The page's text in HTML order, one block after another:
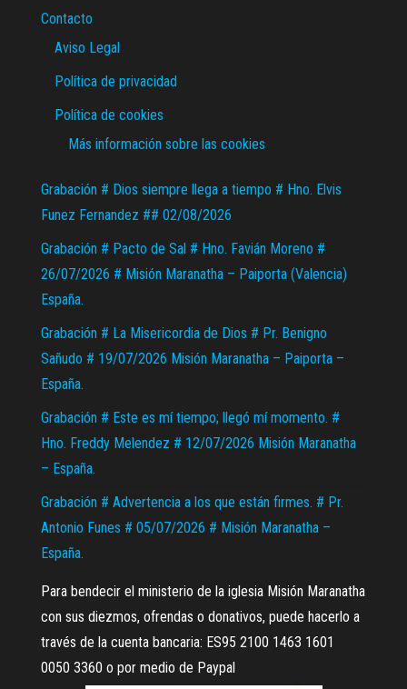
Contacto
Aviso Legal
Política de privacidad
Política de cookies
Más información sobre las cookies
Grabación # Dios siempre llega a tiempo # Hno. Elvis
Funez Fernandez ## 02/08/2026
Grabación # Pacto de Sal # Hno. Favián Moreno #
26/07/2026 # Misión Maranatha – Paiporta (Valencia)
España.
Grabación # La Misericordia de Dios # Pr. Benigno
Sañudo # 19/07/2026 Misión Maranatha – Paiporta –
España.
Grabación # Este es mí tiempo; llegó mí momento. #
Hno. Freddy Melendez # 12/07/2026 Misión Maranatha
– España.
Grabación # Advertencia a los que están firmes. # Pr.
Antonio Funes # 05/07/2026 # Misión Maranatha –
España.
Para bendecir el ministerio de la iglesia Misión Maranatha
con sus diezmos, ofrendas o donativos, puede hacerlo a
través de la cuenta bancaria: ES95 2100 1463 1601
0050 3360 o por medio de Paypal